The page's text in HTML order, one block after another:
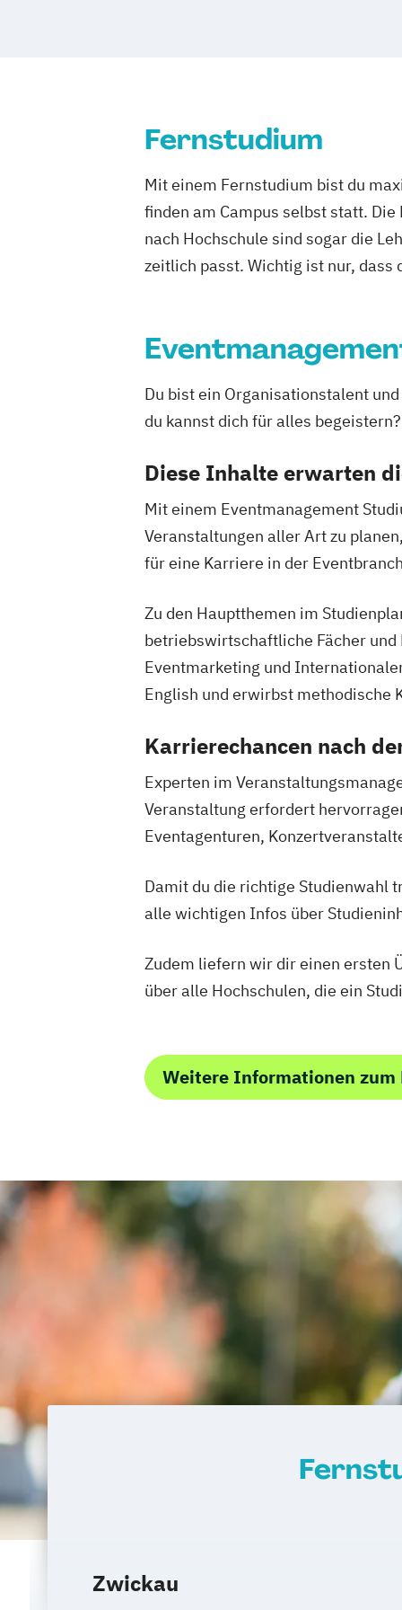
Fernstudium
Mit einem Fernstudium bist du
finden am Campus selbst statt.
nach Hochschule sind sogar die
zeitlich passt. Wichtig ist nur, dass
Du bist ein Organisationstalent
du kannst dich für alles
Diese Inhalte erwarten
Mit einem Eventmanagement
Veranstaltungen aller Art zu
für eine Karriere in der
Zu den Hauptthemen im
betriebswirtschaftliche Fächer und
Eventmarketing und
English und erwirbst methodische
Karrierechancen nach
Experten im
Veranstaltung erfordert
Eventagenturen,
Damit du die richtige Studienwahl
alle wichtigen Infos über
Zudem liefern wir dir einen ersten
über alle Hochschulen, die ein
Weitere Informationen
Zwickau